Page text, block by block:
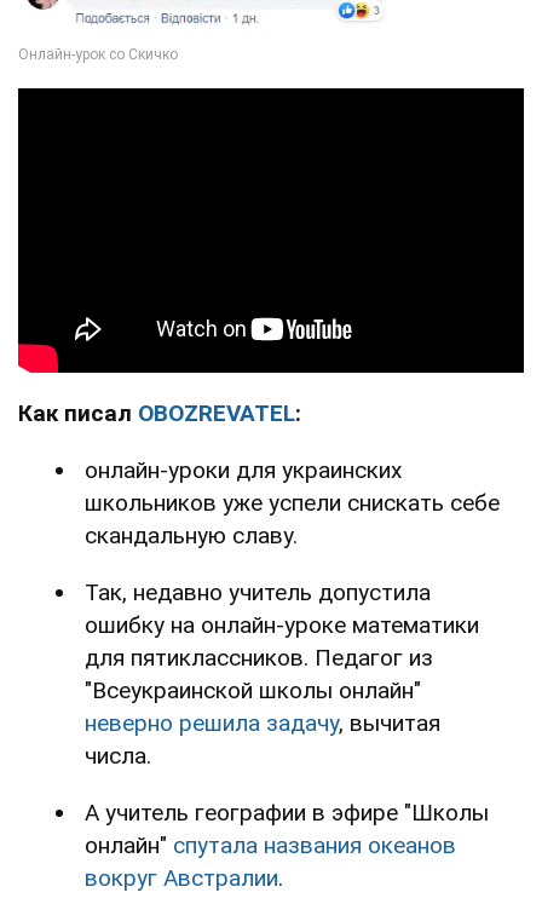
Как писал OBOZREVATEL:
онлайн-уроки для украинских
школьников уже успели снискать себе
скандальную славу.
Так, недавно учитель допустила
ошибку на онлайн-уроке математики
для пятиклассников. Педагог из
"Всеукраинской школы онлайн"
неверно решила задачу, вычитая
числа.
А учитель географии в эфире "Школы
онлайн" спутала названия океанов
вокруг Австралии.